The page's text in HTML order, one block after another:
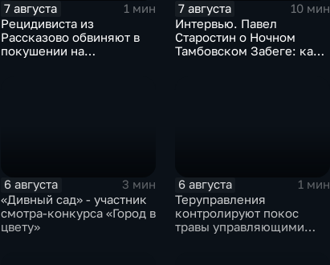
7 августа
1 мин
Рецидивиста из
Рассказово обвиняют в
покушении на
7 августа
10 мин
Интервью. Павел
Старостин о Ночном
Тамбовском Забеге: как
6 августа
3 мин
«Дивный сад» - участник
смотра-конкурса «Город в
цвету»
6 августа
1 мин
Теруправления
контролируют покос
травы управляющими